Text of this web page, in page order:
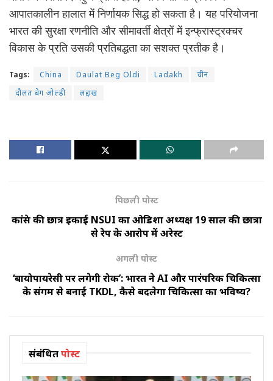
आपातकालीन हालात में निर्णायक सिद्ध हो सकता है। यह परियोजना
भारत की सुरक्षा रणनीति और सीमावर्ती क्षेत्रों में इन्फ्रास्ट्रक्चर
विकास के प्रति उसकी प्रतिबद्धता का सशक्त प्रतीक है।
Tags: China Daulat Beg Oldi Ladakh
चीन
दौलत बेग ओल्डी
लद्दाख
पिछली पोस्ट
कांग्रेस की छात्र इकाई NSUI का ओडिशा अध्यक्ष 19 साल की छात्रा
से रेप के आरोप में अरेस्ट
अगली पोस्ट
‘बायोपायरेसी पर लगेगी रोक’: भारत ने AI और पारंपरिक चिकित्सा
के संगम से बनाई TKDL, कैसे बदलेगा चिकित्सा का भविष्य?
संबंधितपोस्ट